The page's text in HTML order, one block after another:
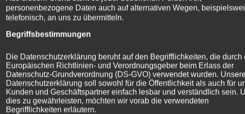
für wahre Freiheit in
personenbezogene Daten auch auf alternativen Wegen,
telefonisch, an uns zu übermitteln.
Begriffsbestimmungen
Die Datenschutzerklärung beruht auf den Begrifflichkeiten, die durch
Europäischen Richtlinien- und Verordnungsgeber beim Erlass der
Datenschutz-Grundverordnung (DS-GVO) verwendet wurden.
Datenschutzerklärung soll sowohl für die Öffentlichkeit als auch für
Kunden und Geschäftspartner einfach lesbar und verständlich sein.
dies zu gewährleisten, möchten wir vorab die verwendeten
Begrifflichkeiten erläutern.